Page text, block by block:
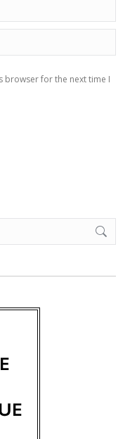
browser for the next time I